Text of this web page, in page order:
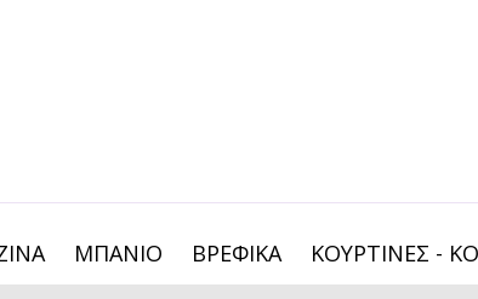
ΜΠΑΝΙΟ ΒΡΕΦΙΚΑ ΚΟΥΡΤΙΝΕΣ -